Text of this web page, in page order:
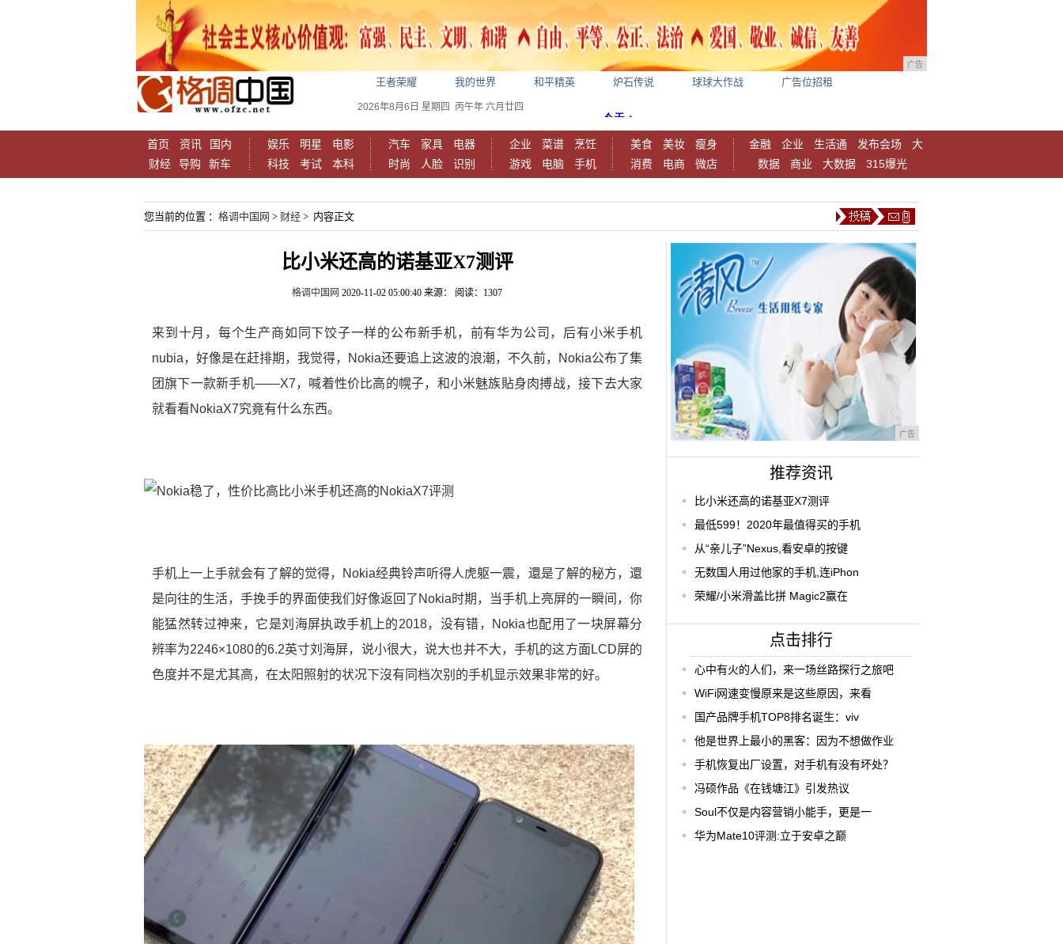
广告
王者荣耀 我的世界 和平精英 炉石传说 球球大作战 广告位招租
2026年8月6日 星期四 丙午年 六月廿四
首页 资讯
国内
财经
导购 新车
娱乐 明星
电影
科技
考试 本科
汽车 家具
电器
时尚
人脸 识别
企业 菜谱
烹饪
游戏
电脑 手机
美食 美妆
瘦身
消费
电商 微店
金融 企业 生活通 发布会场
大
数据
商业 大数据 315爆光
您当前的位置 ： 格调中国网 > 财经 > 内容正文
比小米还高的诺基亚X7测评
格调中国网 2020-11-02 05:00:40 来源： 阅读：1307
来到十月，每个生产商如同下饺子一样的公布新手机，前有华为公司，后有小米手机
nubia，好像是在赶排期，我觉得，Nokia还要追上这波的浪潮，不久前，Nokia公布了集
团旗下一款新手机——X7，喊着性价比高的幌子，和小米魅族貼身肉搏战，接下去大家
就看看NokiaX7究竟有什么东西。
手机上一上手就会有了解的觉得，Nokia经典铃声听得人虎躯一震，還是了解的秘方，還
是向往的生活，手挽手的界面使我们好像返回了Nokia时期，当手机上亮屏的一瞬间，你
能猛然转过神来，它是刘海屏执政手机上的2018，没有错，Nokia也配用了一块屏幕分
辨率为2246×1080的6.2英寸刘海屏，说小很大，说大也并不大，手机的这方面LCD屏的
色度并不是尤其高，在太阳照射的状况下沒有同档次别的手机显示效果非常的好。
广告
推荐资讯
比小米还高的诺基亚X7测评
最低599！2020年最值得买的手机
从“亲儿子”Nexus,看安卓的按键
无数国人用过他家的手机,连iPhon
荣耀/小米滑盖比拼 Magic2赢在
点击排行
心中有火的人们，来一场丝路探行之旅吧
WiFi网速变慢原来是这些原因，来看
国产品牌手机TOP8排名诞生：viv
他是世界上最小的黑客：因为不想做作业
手机恢复出厂设置，对手机有没有坏处？
冯硕作品《在钱塘江》引发热议
Soul不仅是内容营销小能手，更是一
华为Mate10评测:立于安卓之巅